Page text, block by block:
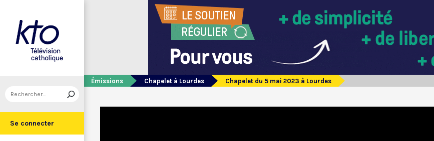
Se connecter
Émissions Chapelet à Lourdes Chapelet du 5 mai 2023 à Lourdes